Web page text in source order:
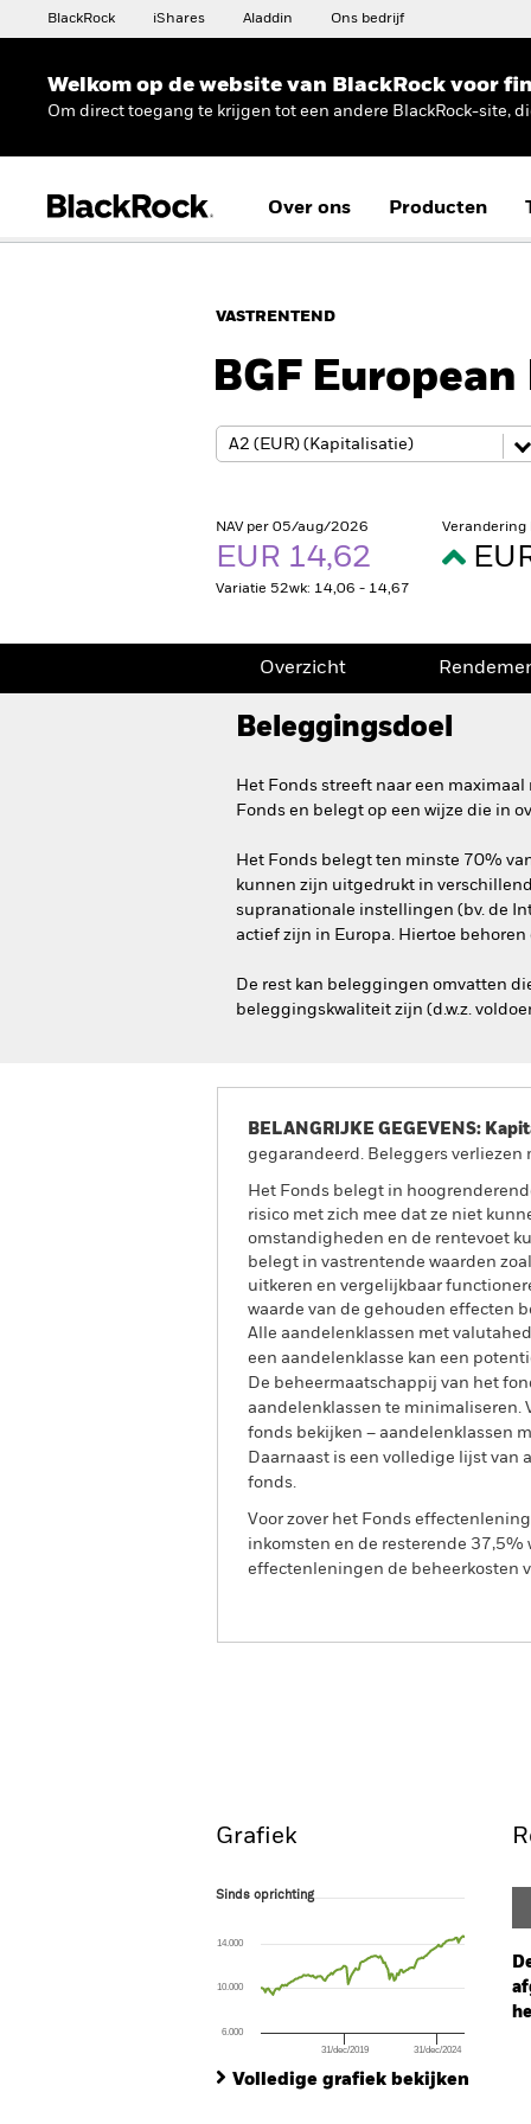
BlackRock iShares Aladdin Ons bedrijf
Welkom op de website van BlackRock voor
Om direct toegang te krijgen tot een andere BlackRock-site,
Over ons Producten
VASTRENTEND
BGF
NAV per 05/aug/2026
EUR 14,62
Variatie 52wk: 14,06 - 14,67
Verandering
Overzicht
Beleggingsdoel
Het Fonds streeft naar een
Fonds en belegt op een wijze die in
Het Fonds belegt ten minste 70%
kunnen zijn uitgedrukt in
supranationale instellingen (bv. de
actief zijn in Europa. Hiertoe
De rest kan beleggingen omvatten
beleggingskwaliteit zijn (d.w.z.
BELANGRIJKE GEGEVENS:
gegarandeerd. Beleggers
Het Fonds belegt in
risico met zich mee dat ze niet
omstandigheden en de rentevoet
belegt in vastrentende waarden
uitkeren en vergelijkbaar
waarde van de gehouden effecten
Alle aandelenklassen met
een aandelenklasse kan een
De beheermaatschappij van het
aandelenklassen te minimaliseren.
fonds bekijken – aandelenklassen
Daarnaast is een volledige lijst
fonds.
Voor zover het Fonds
inkomsten en de resterende
effectenleningen de beheerkosten
Grafiek
Sinds oprichting
The chart has 1 X axis displaying Time.
The chart has 1 Y axis displaying values.
Sinds oprichting
31/dec/2019 31/dec/2024
6.000
10.000
14.000
Volledige grafiek bekijken